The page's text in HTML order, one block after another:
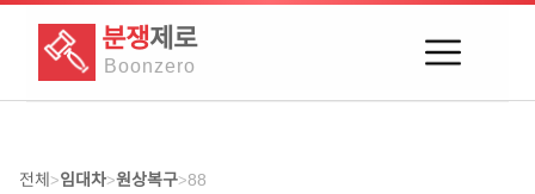
분쟁제로
Boonzero
전체>임대차>원상복구>88